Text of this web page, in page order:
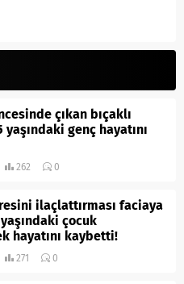
çıkan bıçaklı
yaşındaki genç hayatını
262 0
ilaçlattırması faciaya
çocuk
hayatını kaybetti!
271 0